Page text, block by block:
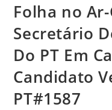
Folha no
Secretário
Do PT Em
Candidato
PT#1587